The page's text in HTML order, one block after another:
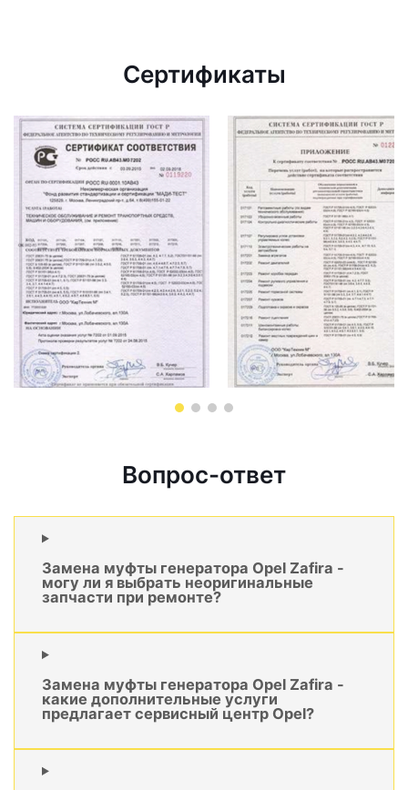
Сертификаты
Вопрос-ответ
Замена муфты генератора Opel Zafira -
могу ли я выбрать неоригинальные
запчасти при ремонте?
Замена муфты генератора Opel Zafira -
какие дополнительные услуги
предлагает сервисный центр Opel?